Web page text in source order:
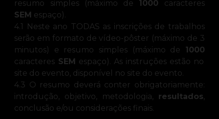
resumo simples (máximo de 1000 caracteres
SEM espaço).
4.1 Neste ano TODAS as inscrições de trabalhos
serão em formato de vídeo-pôster (máximo de 3
minutos) e resumo simples (máximo de 1000
caracteres SEM espaço). As instruções estão no
site do evento, disponível no site do evento.
4.3 O resumo deverá conter obrigatoriamente:
introdução, objetivo, metodologia, resultados,
conclusão e/ou considerações finais.